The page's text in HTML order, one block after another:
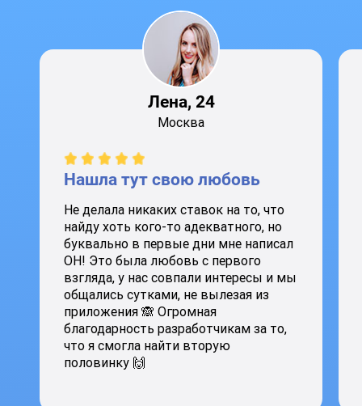
Лена, 24
Москва
Нашла тут свою любовь
Не делала никаких ставок на то, что
найду хоть кого-то адекватного, но
буквально в первые дни мне написал
ОН! Это была любовь с первого
взгляда, у нас совпали интересы и мы
общались сутками, не вылезая из
приложения 🙈 Огромная
благодарность разработчикам за то,
что я смогла найти вторую
половинку 🙌